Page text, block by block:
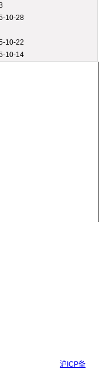
10-28
10-22
10-14
沪ICP备